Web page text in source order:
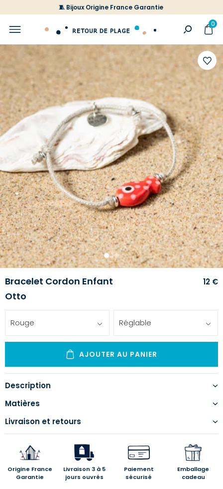
🧵 Bijoux Origine France Garantie
0
à
votre
liste
1 23
Bracelet Cordon Enfant
Otto
12 €
Rouge Réglable
AJOUTER AU PANIER
Description
Matières
Livraison et retours
Origine France
Garantie
Livraison 3 à 5
jours ouvrés
Paiement
sécurisé
Emballage
cadeau